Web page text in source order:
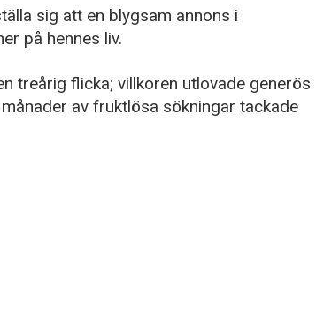
sig att en blygsam annons i
på hennes liv.
treårig flicka; villkoren utlovade generös
av fruktlösa sökningar tackade